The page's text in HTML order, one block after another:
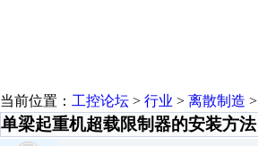
当前位置： 工控论坛 > 行业 > 离散制造 >
单梁起重机超载限制器的安装方法